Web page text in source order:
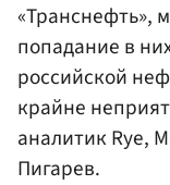
«Транснефть»,
попадание в
российской
крайне
аналитик Rye,
Пигарев.